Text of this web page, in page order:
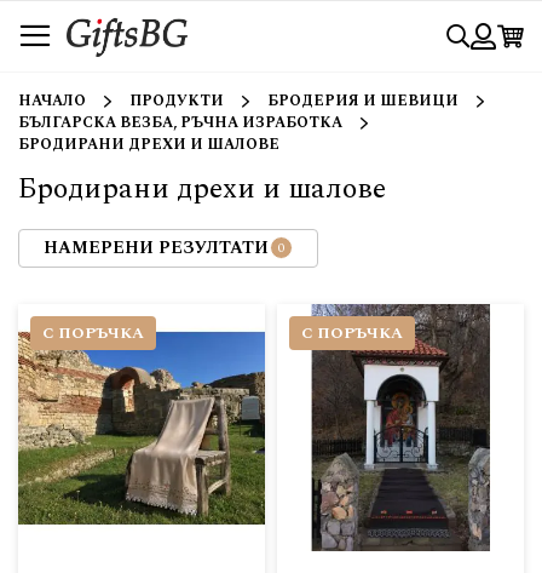
към
съдържанието
Търси
НАЧАЛО ПРОДУКТИ
БРОДЕРИЯ И ШЕВИЦИ
БЪЛГАРСКА ВЕЗБА, РЪЧНА ИЗРАБОТКА
БРОДИРАНИ ДРЕХИ И ШАЛОВЕ
Бродирани дрехи и шалове
С ПОРЪЧКА С ПОРЪЧКА
НАМЕРЕНИ РЕЗУЛТАТИ